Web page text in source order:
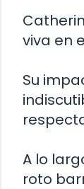
viva en
Su
A lo
roto